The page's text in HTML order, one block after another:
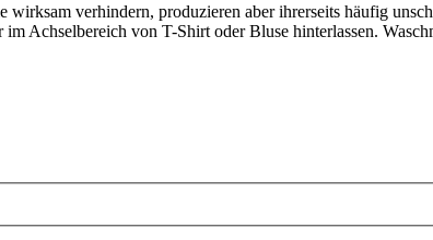
verhindern, produzieren aber ihrerseits häufig
Achselbereich von T-Shirt oder Bluse hinterlassen.